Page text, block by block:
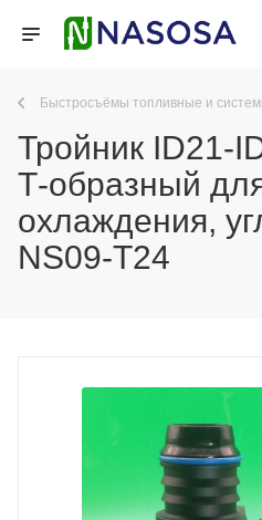
Быстросъёмы топливные и
Тройник ID21-
Т-образный
охлаждения,
NS09-T24